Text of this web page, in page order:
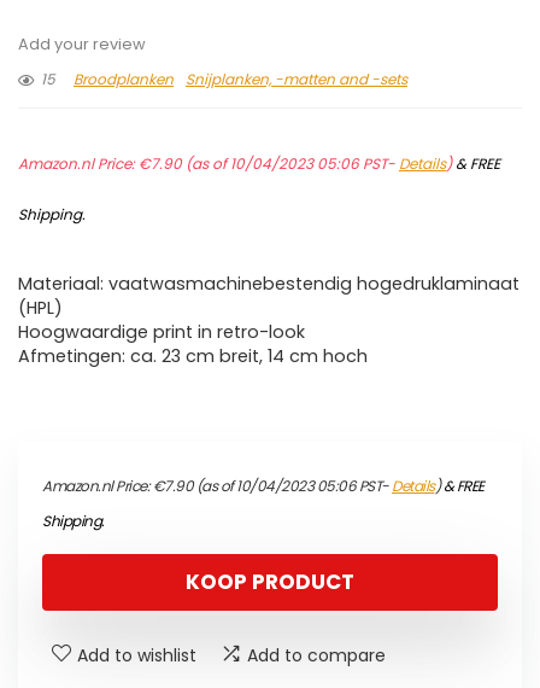
Add your review
15
Broodplanken Snijplanken, -matten and -sets
Amazon.nl Price:€7.90(as of 10/04/2023 05:06 PST- Details)&FREE
Shipping.
Materiaal: vaatwasmachinebestendig hogedruklaminaat
(HPL)
Hoogwaardige print in retro-look
Afmetingen: ca. 23 cm breit, 14 cm hoch
Amazon.nl Price:€7.90(as of 10/04/2023 05:06 PST-Details)&FREE
Shipping.
KOOP PRODUCT
Add to wishlist Add to compare